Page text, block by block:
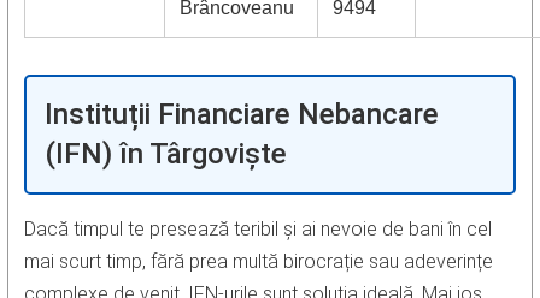
Brâncoveanu
9494
Instituții Financiare Nebancare
(IFN) în Târgoviște
Dacă timpul te presează teribil și ai nevoie de bani în cel
mai scurt timp, fără prea multă birocrație sau adeverințe
complexe de venit, IFN-urile sunt soluția ideală. Mai jos